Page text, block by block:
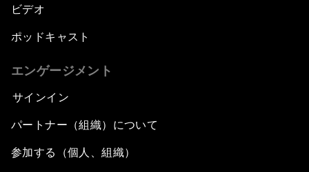
ビデオ
ポッドキャスト
エンゲージメント
サインイン
パートナー（組織）について
参加する（個人、組織）